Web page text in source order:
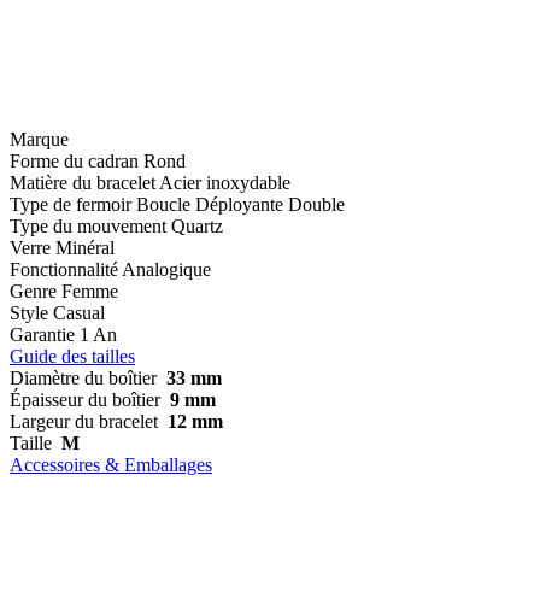
Marque
Forme du cadran Rond
Matière du bracelet Acier inoxydable
Type de fermoir Boucle Déployante Double
Type du mouvement Quartz
Verre Minéral
Fonctionnalité Analogique
Genre Femme
Style Casual
Garantie 1 An
Guide des tailles
Diamètre du boîtier 33 mm
Épaisseur du boîtier 9 mm
Largeur du bracelet 12 mm
Taille M
Accessoires & Emballages